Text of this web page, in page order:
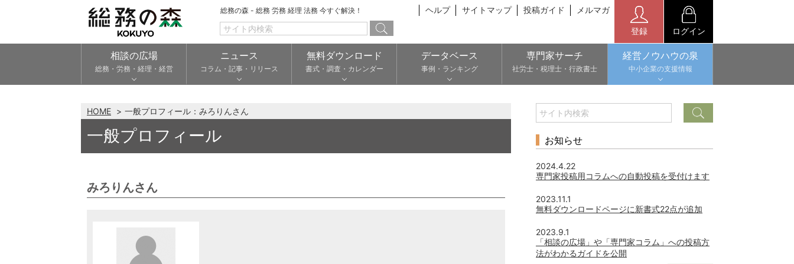
総務の森 - 総務 労務 経理 法務 今すぐ解決！ ヘルプ サイトマップ 投稿ガイド メルマガ
登録 ログイン
相談の広場
総務・労務・経理・経営
ニュース
コラム・記事・リリース
無料ダウンロード
書式・調査・カレンダー
データベース
事例・ランキング
専門家サーチ
社労士・税理士・行政書士
経営ノウハウの泉
中小企業の支援情報
HOME 一般プロフィール：みろりんさん
一般プロフィール
みろりんさん
お知らせ
2024.4.22
専門家投稿用コラムへの自動投稿を受付けます
2023.11.1
無料ダウンロードページに新書式22点が追加
2023.9.1
「相談の広場」や「専門家コラム」への投稿方
法がわかるガイドを公開